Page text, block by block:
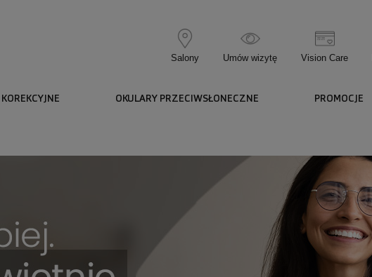
Salony Umów wizytę Vision Care
OKULARY PRZECIWSŁONECZNE PROMOCJE